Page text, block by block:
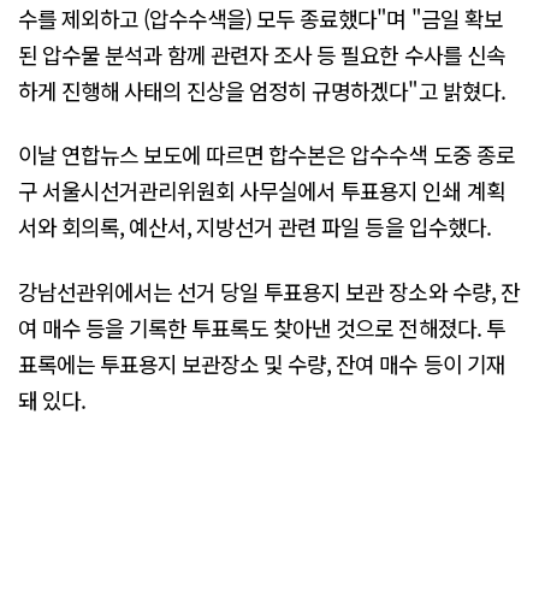
수를 제외하고 (압수수색을) 모두 종료했다"며 "금일 확보
된 압수물 분석과 함께 관련자 조사 등 필요한 수사를 신속
하게 진행해 사태의 진상을 엄정히 규명하겠다"고 밝혔다.
이날 연합뉴스 보도에 따르면 합수본은 압수수색 도중 종로
구 서울시선거관리위원회 사무실에서 투표용지 인쇄 계획
서와 회의록, 예산서, 지방선거 관련 파일 등을 입수했다.
강남선관위에서는 선거 당일 투표용지 보관 장소와 수량, 잔
여 매수 등을 기록한 투표록도 찾아낸 것으로 전해졌다. 투
표록에는 투표용지 보관장소 및 수량, 잔여 매수 등이 기재
돼 있다.